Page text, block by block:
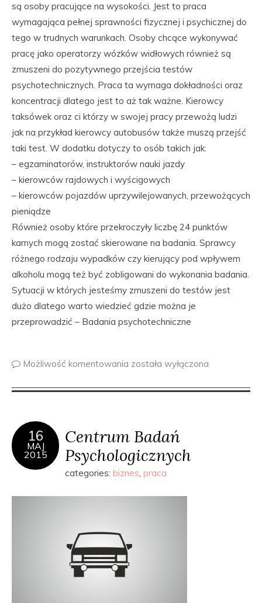
są osoby pracujące na wysokości. Jest to praca
wymagająca pełnej sprawności fizycznej i psychicznej do
tego w trudnych warunkach. Osoby chcące wykonywać
pracę jako operatorzy wózków widłowych również są
zmuszeni do pozytywnego przejścia testów
psychotechnicznych. Praca ta wymaga dokładności oraz
koncentracji dlatego jest to aż tak ważne. Kierowcy
taksówek oraz ci którzy w swojej pracy przewożą ludzi
jak na przykład kierowcy autobusów także muszą przejść
taki test. W dodatku dotyczy to osób takich jak:
– egzaminatorów, instruktorów nauki jazdy
– kierowców rajdowych i wyścigowych
– kierowców pojazdów uprzywilejowanych, przewożących
pieniądze
Również osoby które przekroczyły liczbę 24 punktów
karnych mogą zostać skierowane na badania. Sprawcy
różnego rodzaju wypadków czy kierujący pod wpływem
alkoholu mogą też być zobligowani do wykonania badania.
Sytuacji w których jesteśmy zmuszeni do testów jest
dużo dlatego warto wiedzieć gdzie można je
przeprowadzić – Badania psychotechniczne
Możliwość komentowania została wyłączona
16
MAJ
2015
Centrum Badań
Psychologicznych
categories: biznes, praca